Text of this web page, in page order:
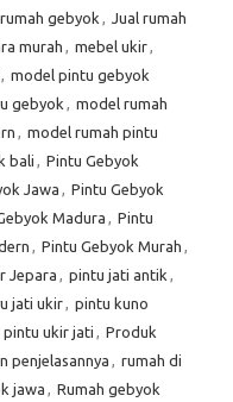
gebyok , Jual rumah
murah , mebel ukir,
, model pintu gebyok
gebyok , model rumah
, model rumah pintu
bali , Pintu Gebyok
Jawa , Pintu Gebyok
Madura , Pintu
, Pintu Gebyok Murah ,
Jepara , pintu jati antik ,
jati ukir, pintu kuno
pintu ukir jati , Produk
penjelasannya , rumah di
jawa , Rumah gebyok